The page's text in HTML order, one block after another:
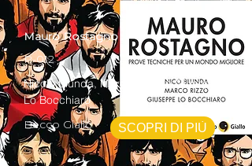
Mauro Rostagno
P-012
Nicolò Blunda, Marco Rizzo e Giuseppe
Lo Bocchiaro
Becco Giallo
SCOPRI DI PIÙ